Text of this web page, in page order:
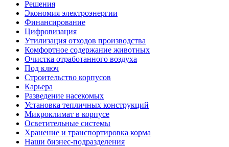
Решения
Экономия электроэнергии
Финансирование
Цифровизация
Утилизация отходов производства
Комфортное содержание животных
Очистка отработанного воздуха
Под ключ
Строительство корпусов
Карьера
Разведение насекомых
Установка тепличных конструкций
Микроклимат в корпусе
Осветительные системы
Хранение и транспортировка корма
Наши бизнес-подразделения